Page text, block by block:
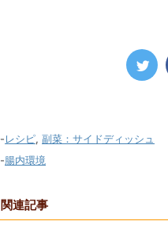
-レシピ, 副菜：サイドディッシュ
-腸内環境
関連記事